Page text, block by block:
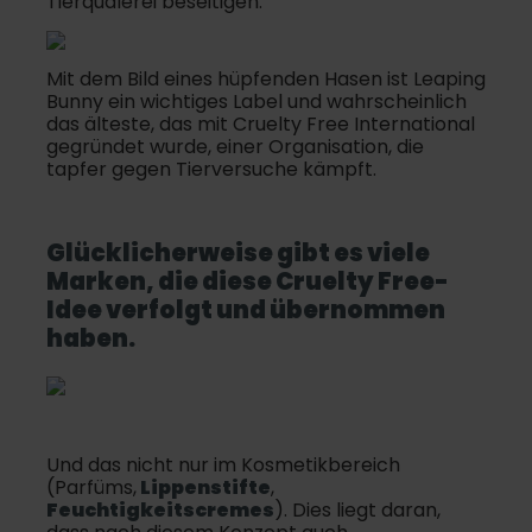
Mit dem Bild eines hüpfenden Hasen ist Leaping
Bunny ein wichtiges Label und wahrscheinlich
das älteste, das mit Cruelty Free International
gegründet wurde, einer Organisation, die
tapfer gegen Tierversuche kämpft.
Glücklicherweise gibt es viele
Marken, die diese Cruelty Free-
Idee verfolgt und übernommen
haben.
Und das nicht nur im Kosmetikbereich
(Parfüms, Lippenstifte,
Feuchtigkeitscremes). Dies liegt daran,